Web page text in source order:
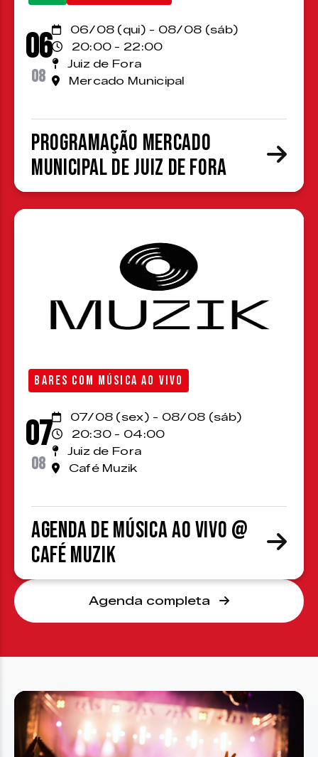
06
08
06/08 (qui) - 08/08 (sáb)
20:00 - 22:00
Juiz de Fora
Mercado Municipal
Programação Mercado
Municipal de Juiz de Fora
BARES COM MÚSICA AO VIVO
07
08
07/08 (sex) - 08/08 (sáb)
20:30 - 04:00
Juiz de Fora
Café Muzik
Agenda de Música ao Vivo @
Café Muzik
Agenda completa